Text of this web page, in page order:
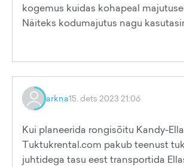
kogemus kuidas kohapeal
Näiteks kodumajutus nagu
arkna15. dets 2023 21:06
Kui planeerida rongisõitu Kandy-
Tuktukrental.com pakub teenust
juhtidega tasu eest transportida